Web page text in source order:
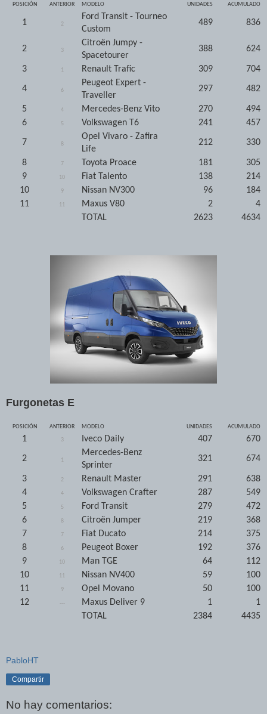
POSICIÓN ANTERIOR MODELO UNIDADES ACUMULADO
1 2
Ford Transit - Tourneo
Custom
489 836
2 3
Citroën Jumpy -
Spacetourer
388 624
3 1 Renault Trafic 309 704
4 6
Peugeot Expert -
Traveller
297 482
5 4 Mercedes-Benz Vito 270
494
6
5 Volkswagen T6 241 457
7 8
Opel Vivaro - Zafira
Life
212 330
8 7 Toyota Proace 181
305
9
10 Fiat Talento 138
214
10
9 Nissan NV300 96
184
11
11 Maxus V80 2
4
TOTAL
2623 4634
Furgonetas E
POSICIÓN ANTERIOR MODELO UNIDADES ACUMULADO
1 3 Iveco Daily 407 670
2 1
Mercedes-Benz
Sprinter
321 674
3 2 Renault Master 291
638
4
4 Volkswagen Crafter 287
549
5
5 Ford Transit 279
472
6
8 Citroën Jumper 219
368
7
7 Fiat Ducato 214
375
8
6 Peugeot Boxer 192
376
9
10 Man TGE 64
112
10
11 Nissan NV400 59
100
11
9 Opel Movano 50
100
12
--- Maxus Deliver 9 1
1
TOTAL
2384 4435
PabloHT
Compartir
No hay comentarios: